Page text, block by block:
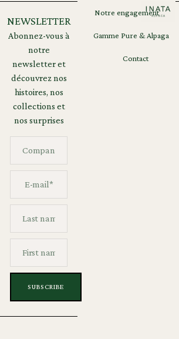
NEWSLETTER
Abonnez-vous à
notre
newsletter et
découvrez nos
histoires, nos
collections et
nos surprises
Notre engagement
Gamme Pure & Alpaga
Contact